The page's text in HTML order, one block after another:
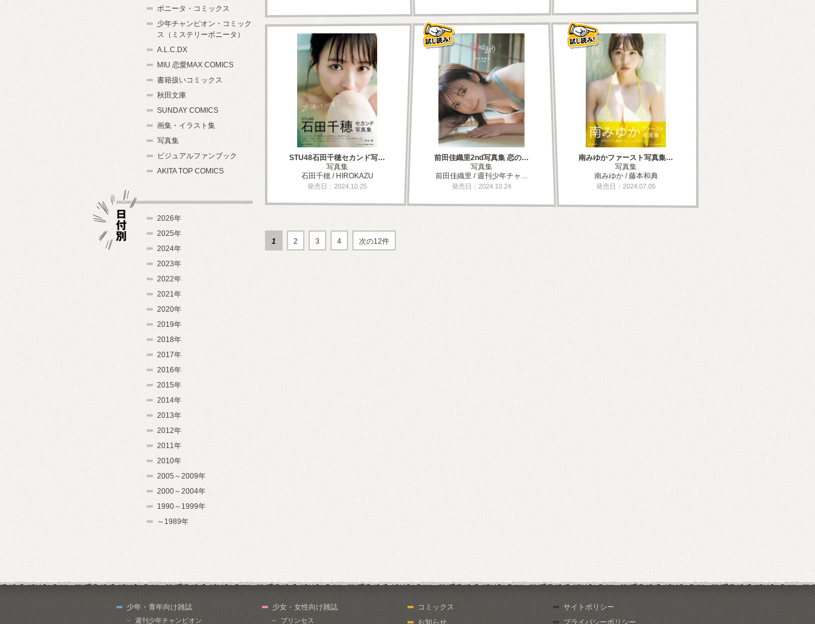
STU48石田千穂セカンド写…
写真集
石田千穂 / HIROKAZU
発売日：2024.10.25
前田佳織里2nd写真集 恋の…
写真集
前田佳織里 / 週刊少年チャ…
発売日：2024.10.24
南みゆかファースト写真集…
写真集
南みゆか / 藤本和典
発売日：2024.07.05
1 2 3 4 次の12件
ボニータ・コミックス
少年チャンピオン・コミック
ス（ミステリーボニータ）
A.L.C.DX
MIU 恋愛MAX COMICS
書籍扱いコミックス
秋田文庫
SUNDAY COMICS
画集・イラスト集
写真集
ビジュアルファンブック
AKITA TOP COMICS
2026年
2025年
2024年
2023年
2022年
2021年
2020年
2019年
2018年
2017年
2016年
2015年
2014年
2013年
2012年
2011年
2010年
2005～2009年
2000～2004年
1990～1999年
～1989年
少年・青年向け雑誌
週刊少年チャンピオン
少女・女性向け雑誌
プリンセス
コミックス
お知らせ
サイトポリシー
プライバシーポリシー